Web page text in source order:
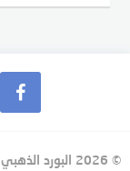
© 2026 البورد الذهبي العالمي. من تطوير